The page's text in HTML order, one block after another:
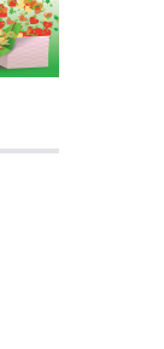
Cập
rủi